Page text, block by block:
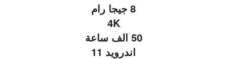
8 جيجا رام
4K
50 الف ساعة
اندرويد 11